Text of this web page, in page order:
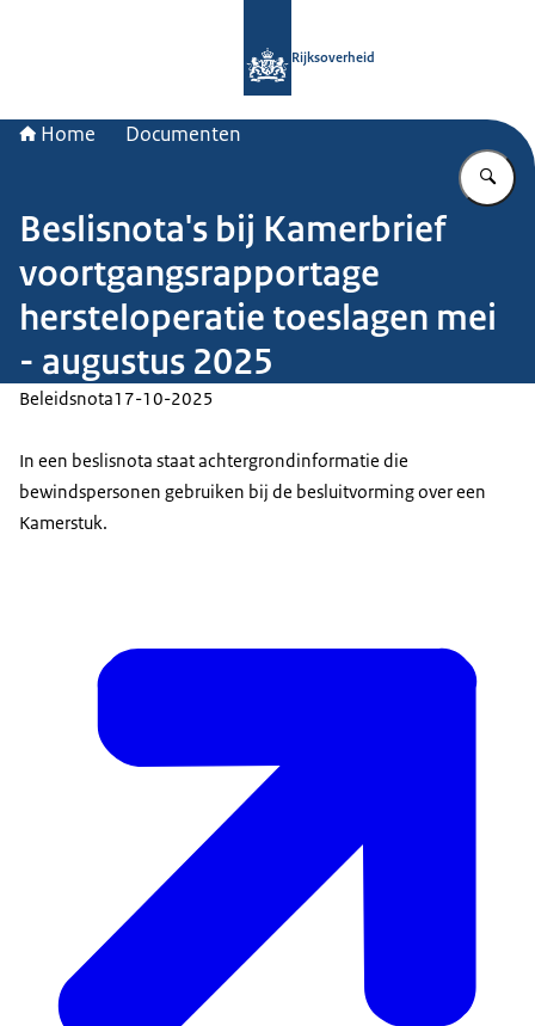
Rijksoverheid
Home Documenten
Beslisnota's bij Kamerbrief
voortgangsrapportage
hersteloperatie toeslagen mei
- augustus 2025
Beleidsnota17-10-2025
In een beslisnota staat achtergrondinformatie die
bewindspersonen gebruiken bij de besluitvorming over een
Kamerstuk.